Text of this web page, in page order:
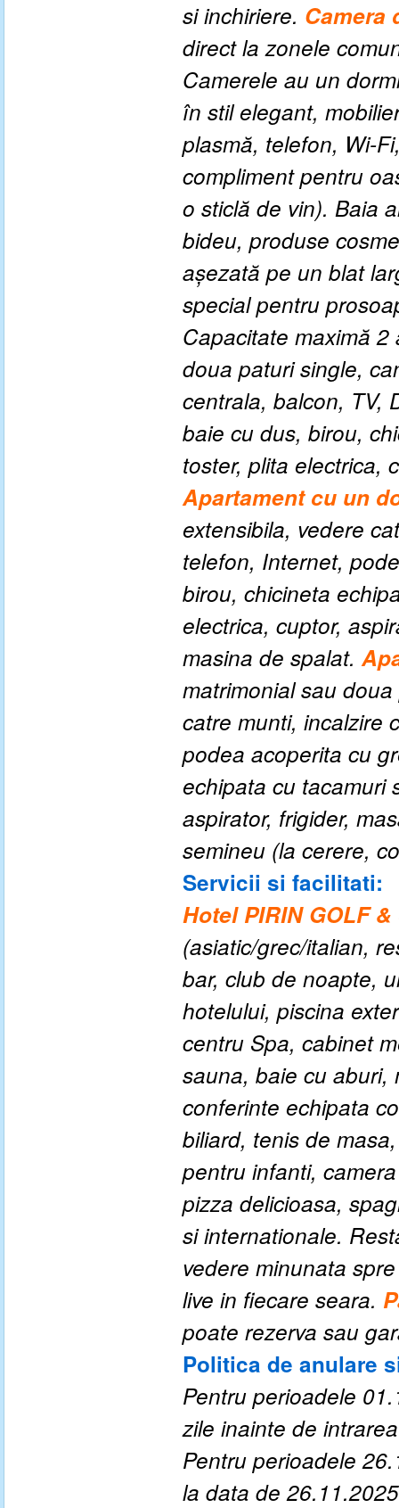
si inchiriere. Camera
direct la zonele
Camerele au un
în stil elegant,
plasmă, telefon, Wi-
compliment pentru
o sticlă de vin). Baia
bideu, produse
așezată pe un blat
special pentru
Capacitate maximă 2
doua paturi single,
centrala, balcon, TV,
baie cu dus, birou,
toster, plita electrica,
Apartament cu un
extensibila, vedere
telefon, Internet,
birou, chicineta
electrica, cuptor,
masina de spalat.
matrimonial sau
catre munti, incalzire
podea acoperita cu
echipata cu tacamuri
aspirator, frigider,
semineu (la cerere,
Servicii si facilitati:
Hotel PIRIN GOLF
(asiatic/grec/italian,
bar, club de noapte,
hotelului, piscina
centru Spa, cabinet
sauna, baie cu aburi,
conferinte echipata
biliard, tenis de
pentru infanti,
pizza delicioasa,
si internationale.
vedere minunata
live in fiecare seara.
poate rezerva sau
Politica de anulare
Pentru perioadele
zile inainte de
Pentru perioadele
la data de